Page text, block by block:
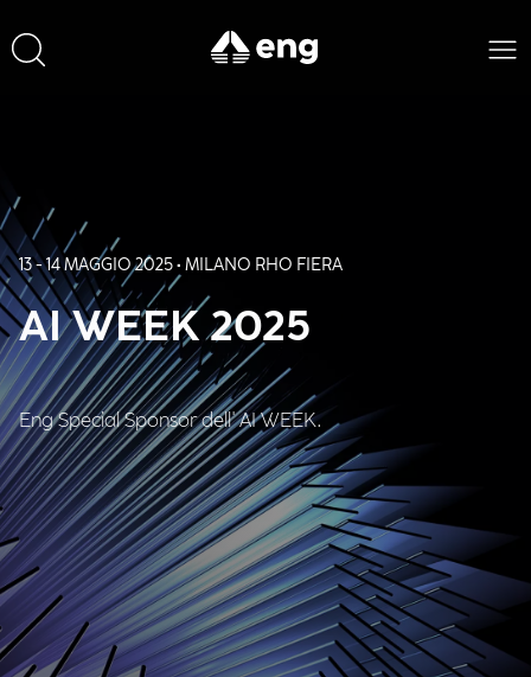
13 - 14 MAGGIO 2025 • MILANO RHO FIERA
AI WEEK 2025
Eng Special Sponsor dell' AI WEEK.